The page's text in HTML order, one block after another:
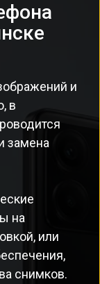
и
в
замена
на
или
снимков.